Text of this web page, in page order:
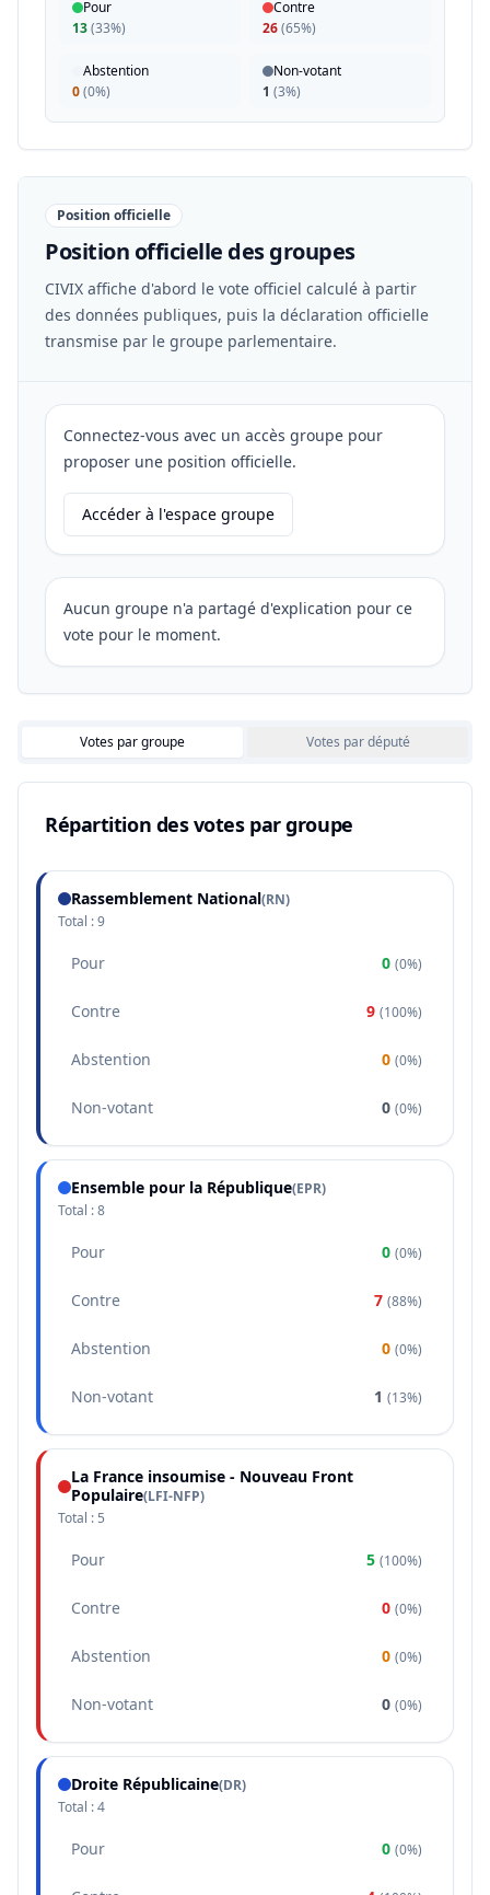
Pour
13(33%)
Contre
26(65%)
Abstention
0(0%)
Non-votant
1 (3%)
Position officielle
Position officielle des groupes
CIVIX affiche d'abord le vote officiel calculé à partir
des données publiques, puis la déclaration officielle
transmise par le groupe parlementaire.
Connectez-vous avec un accès groupe pour
proposer une position officielle.
Accéder à l'espace groupe
Aucun groupe n'a partagé d'explication pour ce
vote pour le moment.
Votes par groupe Votes par député
Répartition des votes par groupe
Rassemblement National(RN)
Total :9
Pour 0 (0%)
Contre 9 (100%)
Abstention 0 (0%)
Non-votant 0 (0%)
Ensemble pour la République(EPR)
Total :8
Pour 0 (0%)
Contre 7 (88%)
Abstention 0 (0%)
Non-votant 1 (13%)
La France insoumise - Nouveau Front
Populaire(LFI-NFP)
Total : 5
Pour 5 (100%)
Contre 0 (0%)
Abstention 0 (0%)
Non-votant 0 (0%)
Droite Républicaine(DR)
Total :4
Pour 0 (0%)